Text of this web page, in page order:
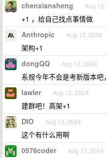
chenxiansheng Aug 12,
+1 ，给自己找点事情做
Anthropic Aug 12, 2024
架构+1
dongQQ Aug 12, 2024
系规今年不会是考新版本
lawler Aug 12, 2024
建群吧！高架+1
DIO Aug 12, 2024
这个有什么用啊
0576coder Aug 12, 2024